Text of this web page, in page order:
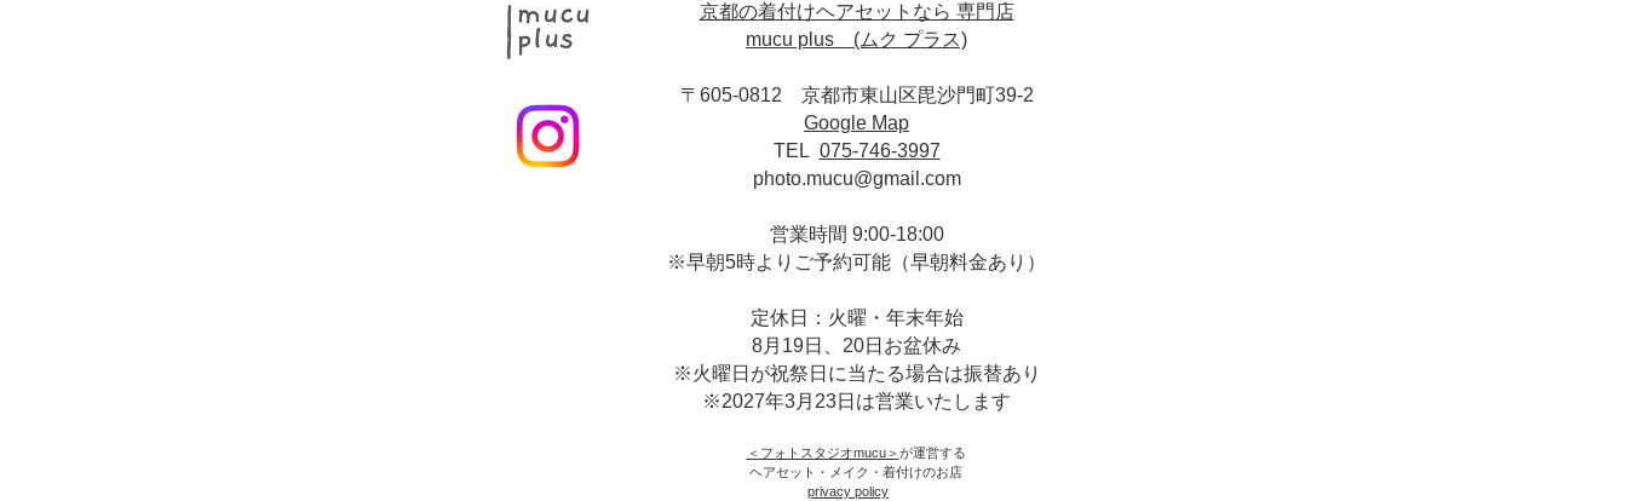
京都の着付けヘアセットなら 専門店
mucu plus (​ムク プラス)
〒605-0812 京都市東山区毘沙門町39-2
Google Map
TEL 075-746-3997
photo.mucu@gmail.com
営業時間 9:00-18:00
​※早朝5時よりご予約可能（早朝料金あり）
定休日：火曜・年末年始
8月19日、20日お盆休み
※火曜日が祝祭日に当たる場合は振替あり
※2027年3月23日は営業いたします
＜​フォトスタジオmucu＞ が運営する
ヘアセット・メイク・着付けのお店
​privacy policy